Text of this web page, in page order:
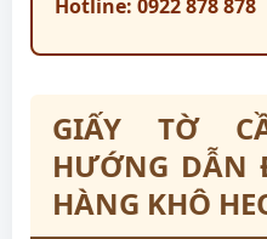
Hotline: 0922 878 878
GIẤY TỜ
HƯỚNG DẪN
HÀNG KHÔ